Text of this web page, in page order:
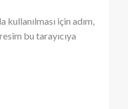
için adım,
bu tarayıcıya